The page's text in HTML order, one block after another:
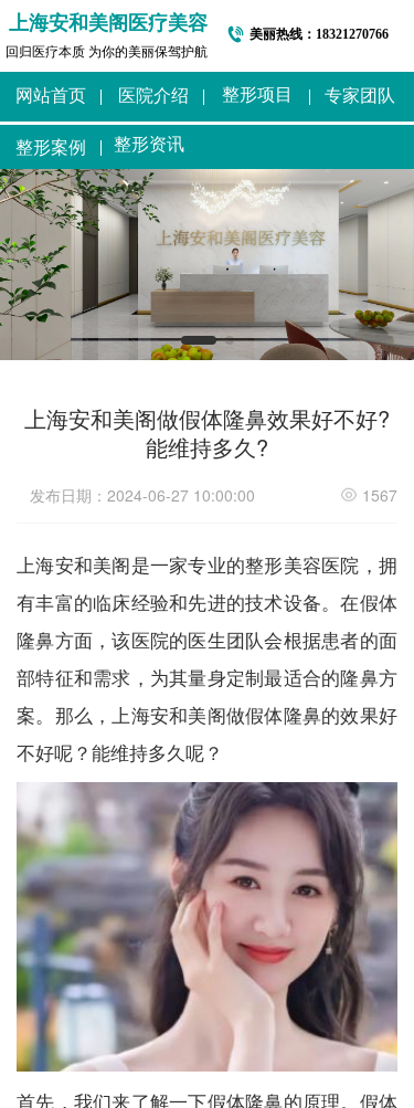
上海安和美阁医疗美容
回归医疗本质 为你的美丽保驾护航
美丽热线： 18321270766
网站首页 医院介绍 专家团队
整形项目
整形资讯
整形案例
上海安和美阁做假体隆鼻效果好不好?
能维持多久?
发布日期：2024-06-27 10:00:00 1567
上海安和美阁是一家专业的整形美容医院，拥
有丰富的临床经验和先进的技术设备。在假体
隆鼻方面，该医院的医生团队会根据患者的面
部特征和需求，为其量身定制最适合的隆鼻方
案。那么，上海安和美阁做假体隆鼻的效果好
不好呢？能维持多久呢？
首先，我们来了解一下假体隆鼻的原理。假体